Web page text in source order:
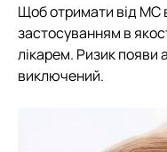
Щоб отримати від МС
застосуванням в
лікарем. Ризик появи
виключений.